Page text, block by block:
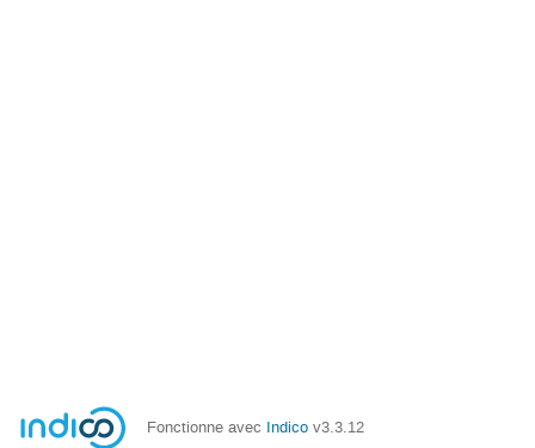
Fonctionne avec Indico v3.3.12